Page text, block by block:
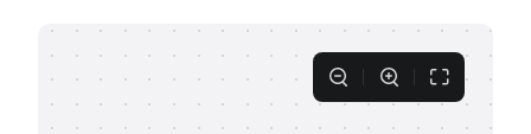
私有化部署
客户案例